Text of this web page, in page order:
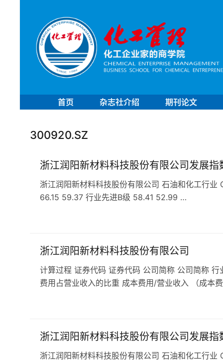
首页 杂志社介绍 期刊论文
300920.SZ
浙江润阳新材料科技股份有限公司发展指
浙江润阳新材料科技股份有限公司 石油和化工行
66.15 59.37 行业先进B级 58.41 52.99 …
浙江润阳新材料科技股份有限公司
计算过程 证券代码 证券代码 公司简称 公司简称
费用占营业收入的比重 成本费用/营业收入 （成本
浙江润阳新材料科技股份有限公司发展指
浙江润阳新材料科技股份有限公司 石油和化工行